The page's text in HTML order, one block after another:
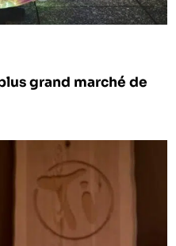
grand marché de